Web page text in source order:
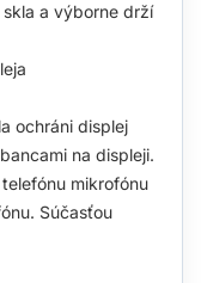
skla a výborne drží
ochráni displej
na displeji.
mikrofónu
Súčasťou